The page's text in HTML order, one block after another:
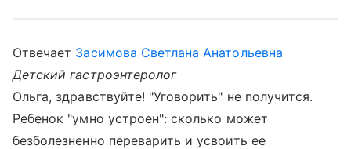
Отвечает Засимова Светлана Анатольевна
Детский гастроэнтеролог
Ольга, здравствуйте! "Уговорить" не получится.
Ребенок "умно устроен": сколько может
безболезненно переварить и усвоить ее